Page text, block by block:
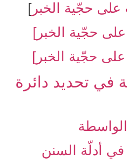
]
في تحديد دائرة
أدلّة السنن